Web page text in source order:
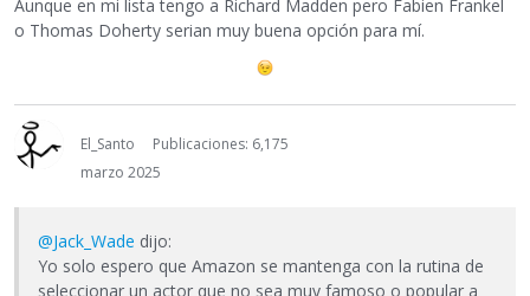
Aunque en mi lista tengo a Richard Madden pero Fabien Frankel
o Thomas Doherty serian muy buena opción para mí.
El_Santo
Publicaciones: 6,175
marzo 2025
@Jack_Wade dijo:
Yo solo espero que Amazon se mantenga con la rutina de
seleccionar un actor que no sea muy famoso o popular a